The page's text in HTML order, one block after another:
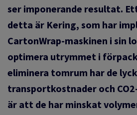
ser imponerande resultat.
detta är Kering, som har
CartonWrap-maskinen i sin
optimera utrymmet i
eliminera tomrum har de
transportkostnader och
är att de har minskat